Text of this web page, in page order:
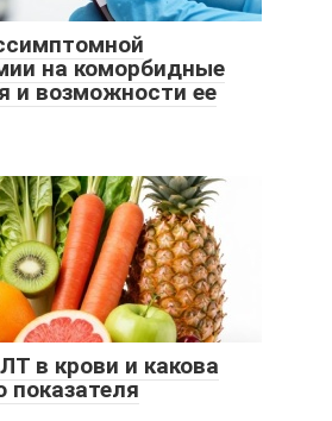
на коморбидные
и возможности ее
в крови и какова
показателя